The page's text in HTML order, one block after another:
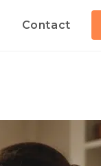
Contact